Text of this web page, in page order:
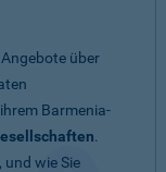
über
Barmenia-
.
, und wie Sie